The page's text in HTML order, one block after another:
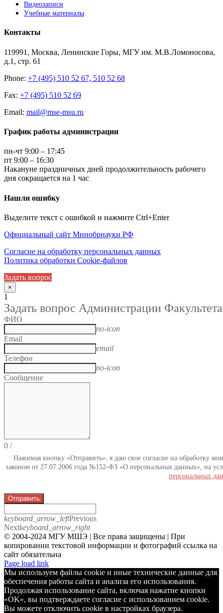
Видеозаписи
Учебные материалы
Контакты
119991, Москва, Ленинские Горы, МГУ им. М.В.Ломоносова,
д.1, стр. 61
Phone: +7 (495) 510 52 67, 510 52 68
Fax: +7 (495) 510 52 69
Email: mail@mse-msu.ru
График работы администрации
пн-чт 9:00 – 17:45
пт 9:00 – 16:30
Накануне праздничных дней продолжительность рабочего
дня сокращается на 1 час
Нашли ошибку
Выделите текст с ошибкой и нажмите Ctrl+Enter
Официальный сайт Минобрнауки РФ
Согласие на обработку персональных данных
Политика обработки Cookie-файлов
Задать вопрос
×
1
Задать вопрос Администрации Факультета
ФИО
no-icon
Email
email
Телефон
no-icon
Сообщение
0 /
Нажимая кнопку «Отправить», я даю свое согласие на обработку
законом от 27.07.2006 года №152-ФЗ «О персональных данных», на
персональных
Отправить
keyboard_arrow_leftPrevious
Nextkeyboard_arrow_right
© 2004-2024 МГУ МШЭ | Все права защищены | При
копировании текстовой информации и фотографий ссылка на
сайт обязательна
Telegram
Page load link
Мы используем файлы cookie и иные технические данные для
обеспечения работы сайта и анализа его использования.
Продолжая использование сайта, включая нажатие кнопки
«OK», вы подтверждаете согласие с использованием cookie.
Вы можете отключить cookie в настройках браузера.